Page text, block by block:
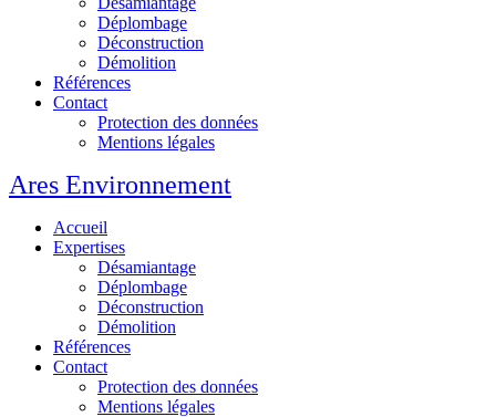
Déplombage
Déconstruction
Démolition
Références
Contact
Protection des données
Mentions légales
Ares Environnement
Accueil
Expertises
Désamiantage
Déplombage
Déconstruction
Démolition
Références
Contact
Protection des données
Mentions légales